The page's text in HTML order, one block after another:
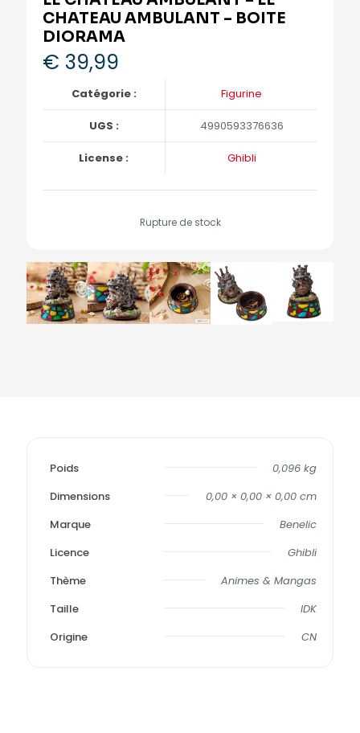
CHATEAU AMBULANT – BOITE
DIORAMA
€ 39,99
Catégorie : Figurine
UGS : 4990593376636
License : Ghibli
Rupture de stock
Poids
0,096 kg
Dimensions
0,00 × 0,00 × 0,00 cm
Marque
Benelic
Licence
Ghibli
Thème
Animes & Mangas
Taille
IDK
Origine
CN